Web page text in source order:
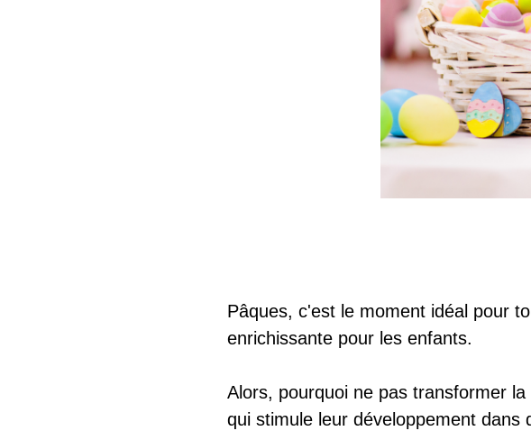
Pâques, c'est le moment idéal pour
enrichissante pour les enfants.
Alors, pourquoi ne pas transformer
qui stimule leur développement dans